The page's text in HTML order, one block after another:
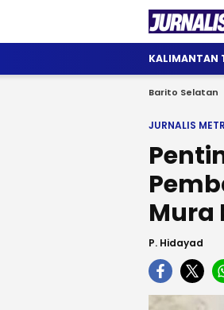
Jurnalis Metro
Satu Wadah
KALIMANTAN
Barito Selatan
JURNALIS
Mura
P. Hidayad